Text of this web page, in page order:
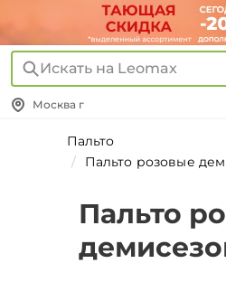
Искать на Leomax
Москва г
Пальто
Пальто розовые
Пальто